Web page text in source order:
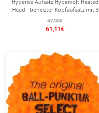
Hyperice Aufsatz Hypervolt Heated
Head - beheizter Kopfaufsatz mit 3
Wärmestufen
67,90€
61,11€